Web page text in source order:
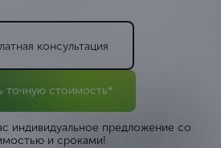
консультация
точную стоимость*
индивидуальное предложение со
и сроками!